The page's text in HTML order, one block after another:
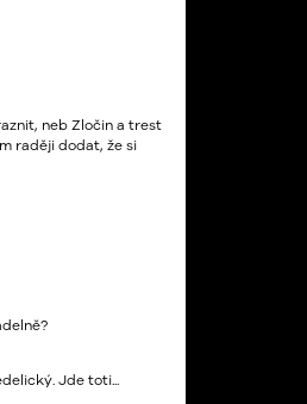
neb Zločin a trest
raději dodat, že si
Jde toti...